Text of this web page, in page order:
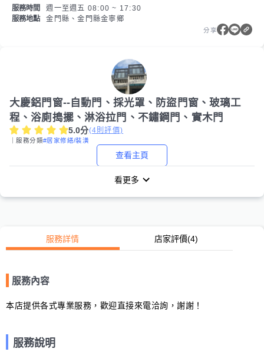
服務時間
週一至週五 08:00 ~ 17:30
服務地點
金門縣、金門縣金寧鄉
分享
大慶鋁門窗--自動門、採光罩、防盜門窗、玻璃工
程、浴廁搗擺、淋浴拉門、不鏽鋼門、實木門
5.0分(4則評價)
｜服務分類#居家修繕/裝潢
查看主頁
看更多
服務詳情 店家評價(4)
服務內容
本店提供各式專業服務，歡迎直接來電洽詢，謝謝！
服務說明